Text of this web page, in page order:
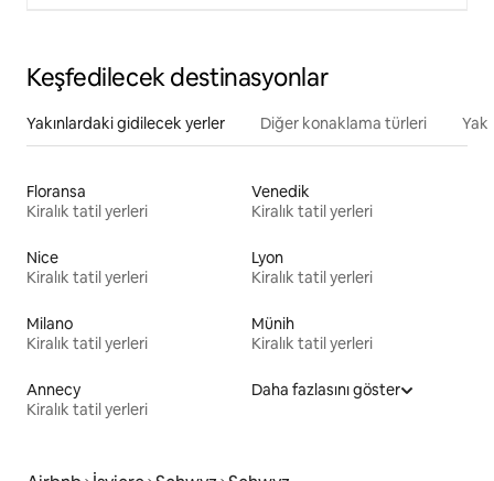
Keşfedilecek destinasyonlar
Yakınlardaki gidilecek yerler Diğer konaklama türleri
Floransa
Kiralık tatil yerleri
Venedik
Kiralık tatil yerleri
Nice
Kiralık tatil yerleri
Lyon
Kiralık tatil yerleri
Milano
Kiralık tatil yerleri
Münih
Kiralık tatil yerleri
Annecy
Kiralık tatil yerleri
Daha fazlasını göster